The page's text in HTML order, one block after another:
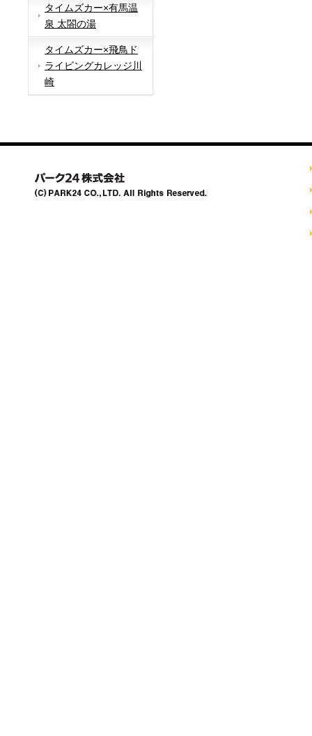
タイムズカー×有馬温
泉 太閤の湯
タイムズカー×飛鳥ド
ライビングカレッジ川
崎